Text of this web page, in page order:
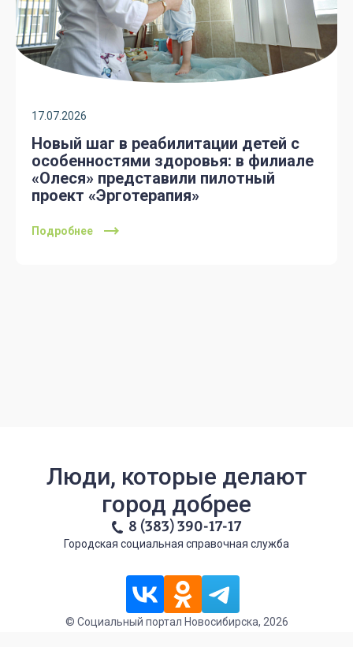
17.07.2026
Новый шаг в реабилитации детей с
особенностями здоровья: в филиале
«Олеся» представили пилотный
проект «Эрготерапия»
Подробнее
Люди, которые делают
город добрее
8 (383) 390-17-17
Городская социальная справочная служба
© Социальный портал Новосибирска, 2026